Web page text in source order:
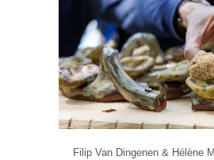
Filip Van Dingenen & Hélène